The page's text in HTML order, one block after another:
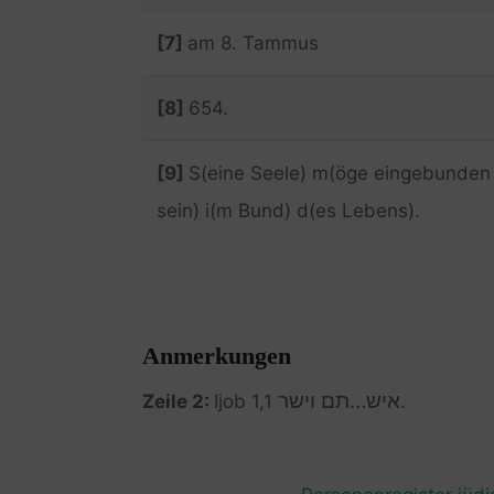
[7] am 8. Tammus
[8] 654.
[9] S(eine Seele) m(öge eingebunden
sein) i(m Bund) d(es Lebens).
Anmerkungen
Zeile 2: Ijob 1,1 איש…תם וישר.